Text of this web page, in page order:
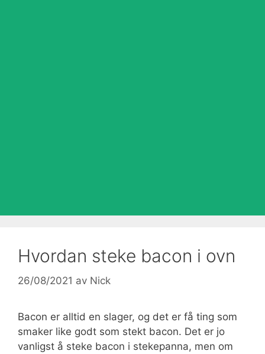
Hvordan steke bacon i ovn
26/08/2021 av Nick
Bacon er alltid en slager, og det er få ting som
smaker like godt som stekt bacon. Det er jo
vanligst å steke bacon i stekepanna, men om